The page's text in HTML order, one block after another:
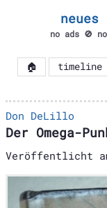
no ads 🚫
🏠 timeline
Don DeLillo
Der Omega-
Veröffentlicht